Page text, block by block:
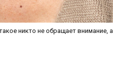
никто не обращает внимание, а